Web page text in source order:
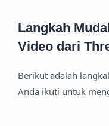
Langkah
Video dari
Berikut adalah
Anda ikuti untuk